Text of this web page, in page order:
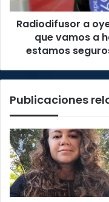
a
hacer
y
estamos
que
vamos
a
lograrlo”
Radiodifusor a
que vamos a
estamos
Publicaciones